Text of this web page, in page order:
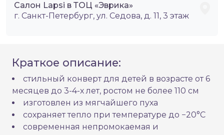
Салон Lapsi в ТОЦ «Эврика»
г. Санкт-Петербург, ул. Седова, д. 11, 3 этаж
Краткое описание:
стильный конверт для детей в возрасте от 6
месяцев до 3-4-х лет, ростом не более 110 см
изготовлен из мягчайшего пуха
сохраняет тепло при температуре до −20°C
современная непромокаемая и